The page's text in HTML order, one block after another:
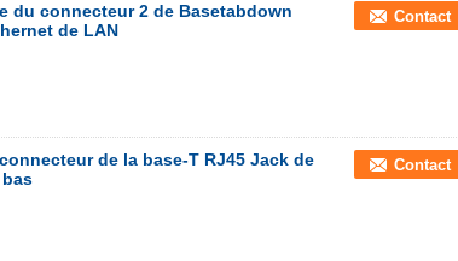
du connecteur 2 de Basetabdown
de LAN
Contact
de la base-T RJ45 Jack de
Contact